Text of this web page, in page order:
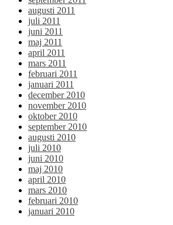
augusti 2011
juli 2011
juni 2011
maj 2011
april 2011
mars 2011
februari 2011
januari 2011
december 2010
november 2010
oktober 2010
september 2010
augusti 2010
juli 2010
juni 2010
maj 2010
april 2010
mars 2010
februari 2010
januari 2010